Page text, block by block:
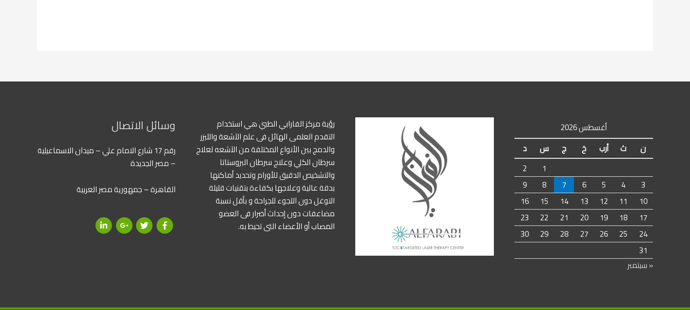
أغسطس 2026
ن
ث أرب خ ج س
د
1
2
3
4
5
6
7
8
9
10
11
12
13
14
15
16
17
18
19
20
21
22
23
24
25
26
27
28
29
30
31
« سبتمبر
رؤية مركز الفارابي الطبي هي استخدام
التقدم العلمى الهائل فى علم الآشعة والليزر
والدمج بين الأنواع المختلفة من الآشعه لعلاج
سرطان الكلي وعلاج سرطان البروستاتا
والتشخيص الدقيق للأورام وتحديد أماكنها
بدقة عالية وعلاجها بكفاءة بتقنيات قليلة
التوغل دون اللجوء للجراحة و بأقل نسبة
مضاعفات دون إحداث أضرار فى العضو
المصاب أو الأعضاء التى تحيط به.
وسائل الاتصال
رقم 17 شارع الامام علي – ميدان الاسماعيلية
– مصر الجديدة
القاهرة – جمهورية مصر العربية